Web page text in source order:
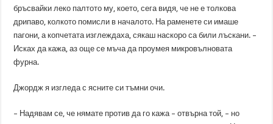
бръсвайки леко палтото му, което, сега видя, че не е толкова
дрипаво, колкото помисли в началото. На раменете си имаше
пагони, а копчетата изглеждаха, сякаш наскоро са били лъскани. –
Исках да кажа, аз още се мъча да проумея микровълновата
фурна.
Джордж я изгледа с ясните си тъмни очи.
– Надявам се, че нямате против да го кажа – отвърна той, – но